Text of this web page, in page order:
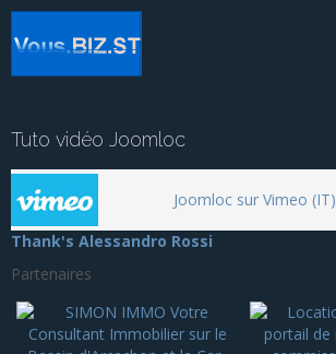
Tuto vidéo Joomloc
Joomloc sur Vimeo (IT)
Thank's Alessandro Rossi
Partenaires